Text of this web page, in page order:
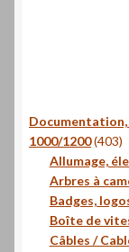
1000/1200 403
Allumage,
Arbres à
Badges,
Boîte de
Câbles /